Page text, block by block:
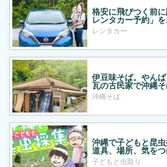
格安に飛びつく前
レンタカー予約」
レンタカー
伊豆味そば。やん
瓦の古民家で沖縄
沖縄そば
沖縄で子どもと昆
道具、場所、気を
子どもと虫取り